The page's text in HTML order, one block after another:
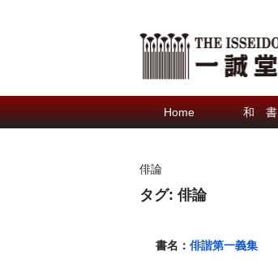
Home 和 書
俳論
タグ: 俳論
書名： 俳諧第一義集